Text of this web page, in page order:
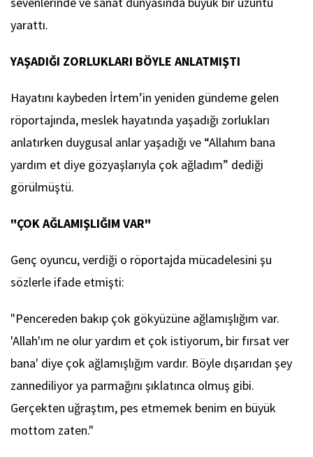
yarattı.
YAŞADIĞI ZORLUKLARI BÖYLE ANLATMIŞTI
Hayatını kaybeden İrtem’in yeniden gündeme gelen
röportajında, meslek hayatında yaşadığı zorlukları
anlatırken duygusal anlar yaşadığı ve “Allahım bana
yardım et diye gözyaşlarıyla çok ağladım” dediği
görülmüştü.
"ÇOK AĞLAMIŞLIĞIM VAR"
Genç oyuncu, verdiği o röportajda mücadelesini şu
sözlerle ifade etmişti:
"Pencereden bakıp çok gökyüzüne ağlamışlığım var.
'Allah'ım ne olur yardım et çok istiyorum, bir fırsat ver
bana' diye çok ağlamışlığım vardır. Böyle dışarıdan şey
zannediliyor ya parmağını şıklatınca olmuş gibi.
Gerçekten uğraştım, pes etmemek benim en büyük
mottom zaten."